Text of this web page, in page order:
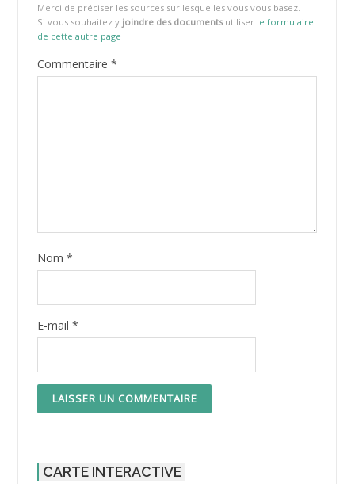
Merci de préciser les sources sur lesquelles vous vous basez.
Si vous souhaitez y joindre des documentsutiliser le formulaire
de cette autre page
Commentaire *
Nom *
E-mail *
CARTE INTERACTIVE